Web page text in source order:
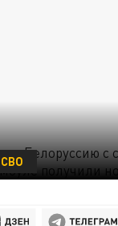
СВО